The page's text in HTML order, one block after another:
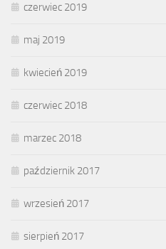
czerwiec 2019
maj 2019
kwiecień 2019
czerwiec 2018
marzec 2018
październik 2017
wrzesień 2017
sierpień 2017